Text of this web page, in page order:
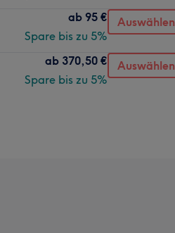
ab 95 €
Spare bis zu 5%
Auswählen
ab 370,50 €
Spare bis zu 5%
Auswählen